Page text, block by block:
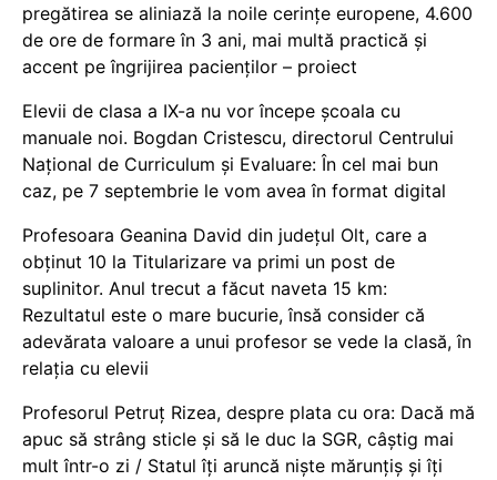
pregătirea se aliniază la noile cerințe europene, 4.600
de ore de formare în 3 ani, mai multă practică și
accent pe îngrijirea pacienților – proiect
Elevii de clasa a IX-a nu vor începe școala cu
manuale noi. Bogdan Cristescu, directorul Centrului
Național de Curriculum și Evaluare: În cel mai bun
caz, pe 7 septembrie le vom avea în format digital
Profesoara Geanina David din județul Olt, care a
obținut 10 la Titularizare va primi un post de
suplinitor. Anul trecut a făcut naveta 15 km:
Rezultatul este o mare bucurie, însă consider că
adevărata valoare a unui profesor se vede la clasă, în
relația cu elevii
Profesorul Petruț Rizea, despre plata cu ora: Dacă mă
apuc să strâng sticle și să le duc la SGR, câștig mai
mult într-o zi / Statul îți aruncă niște mărunțiș și îți